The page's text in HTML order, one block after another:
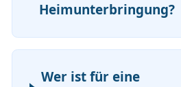
Heimunterbringung?
Wer ist für eine